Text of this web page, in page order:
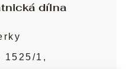
dílna
1525/1,